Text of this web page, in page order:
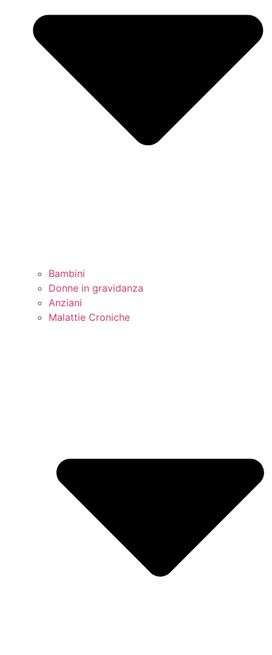
Bambini
Donne in gravidanza
Anziani
Malattie Croniche